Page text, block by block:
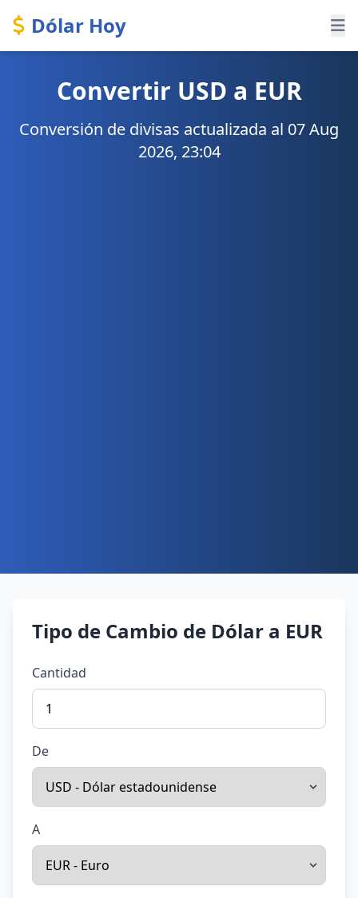
Dólar Hoy
Convertir USD a EUR
Conversión de divisas actualizada al 07 Aug
2026, 23:04
Tipo de Cambio de Dólar a EUR
Cantidad
De
A